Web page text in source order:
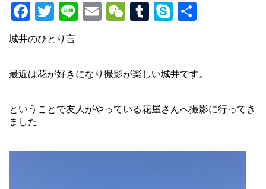
F
a
c
e
o
o
T
wi
tt
er
Li
E
W
h
T
bl
S
e
城井のひとり言
最近は花が好きになり撮影が楽しい城井です。
ということで友人がやっている花屋さんへ撮影に行ってき
ました